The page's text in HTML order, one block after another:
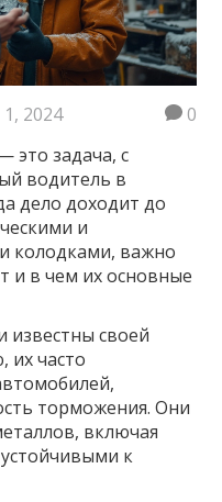
2024
0
это задача, с
водитель в
дело доходит до
и
колодками, важно
и в чем их основные
известны своей
их часто
торможения. Они
включая
к